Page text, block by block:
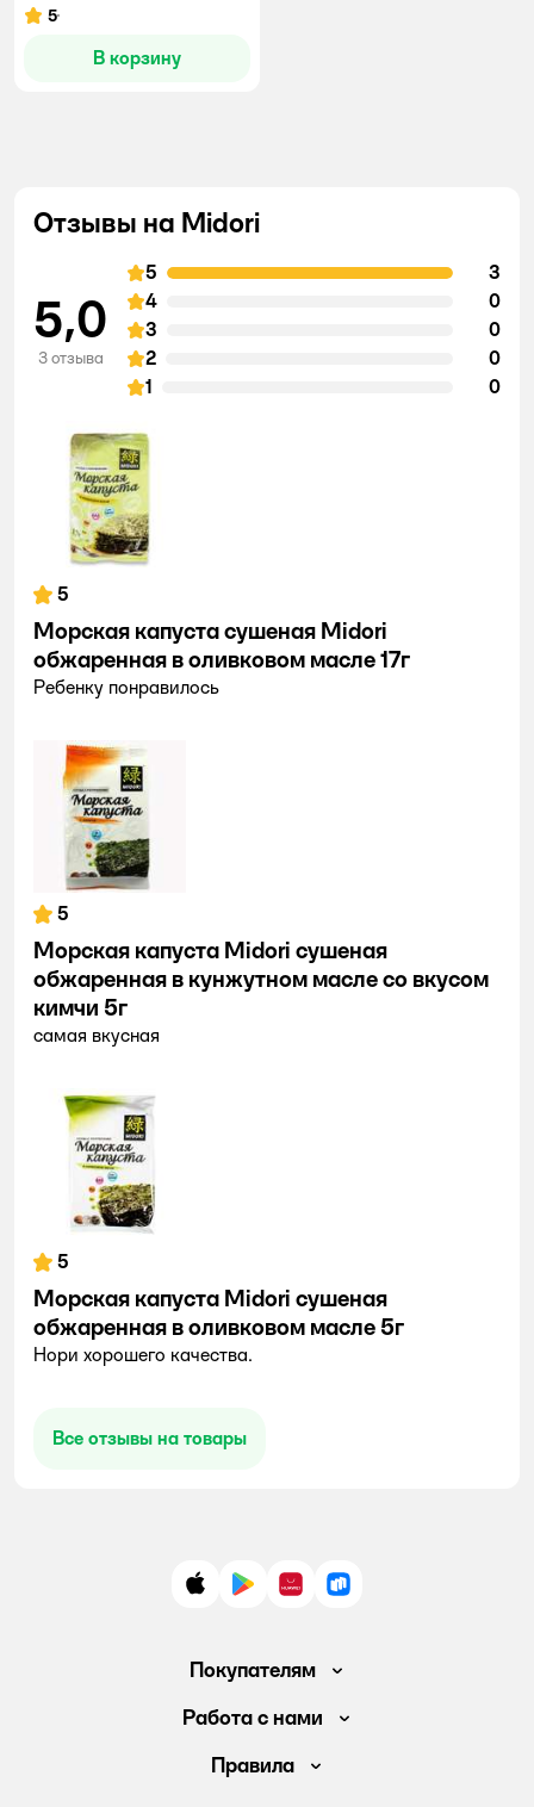
Рейтинг:
5
В корзину
Отзывы на Midori
5,0
3 отзыва
5
3
4
0
3
0
2
0
1
0
5
Морская капуста сушеная Midori
обжаренная в оливковом масле 17г
Ребенку понравилось
5
Морская капуста Midori сушеная
обжаренная в кунжутном масле со вкусом
кимчи 5г
самая вкусная
5
Морская капуста Midori сушеная
обжаренная в оливковом масле 5г
Нори хорошего качества.
Все отзывы на товары
App StoreGoogle Play
AppGallery
RuStore
Покупателям
Доставка и оплата
Промокоды
Работа с нами
Вакансии
Правила